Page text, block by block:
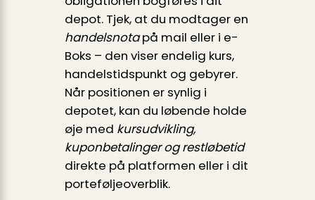
depot. Tjek, at du modtager en
handelsnotapå mail eller i e-
Boks – den viser endelig kurs,
handelstidspunkt og gebyrer.
Når positionen er synlig i
depotet, kan du løbende holde
øje med kursudvikling,
kuponbetalinger og restløbetid
direkte på platformen eller i dit
portefølje­overblik.